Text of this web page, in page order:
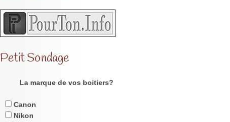
Petit Sondage
La marque de vos boitiers?
Canon
Nikon